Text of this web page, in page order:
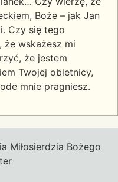
Boże – jak Jan
Czy się tego
że wskażesz mi
że jestem
Twojej obietnicy,
mnie pragniesz.
Miłosierdzia Bożego